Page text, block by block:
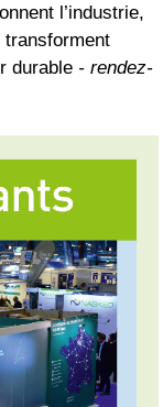
l’industrie,
transforment
durable - rendez-